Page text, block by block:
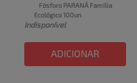
Fósforo PARANÁ Família
Ecológico 100un
Indisponível
ADICIONAR